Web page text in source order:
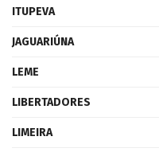
ITUPEVA
JAGUARIÚNA
LEME
LIBERTADORES
LIMEIRA